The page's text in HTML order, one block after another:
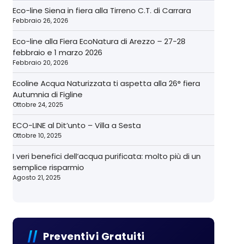
Eco-line Siena in fiera alla Tirreno C.T. di Carrara
Febbraio 26, 2026
Eco-line alla Fiera EcoNatura di Arezzo – 27-28
febbraio e 1 marzo 2026
Febbraio 20, 2026
Ecoline Acqua Naturizzata ti aspetta alla 26° fiera
Autumnia di Figline
Ottobre 24, 2025
ECO-LINE al Dit’unto – Villa a Sesta
Ottobre 10, 2025
I veri benefici dell’acqua purificata: molto più di un
semplice risparmio
Agosto 21, 2025
Preventivi Gratuiti